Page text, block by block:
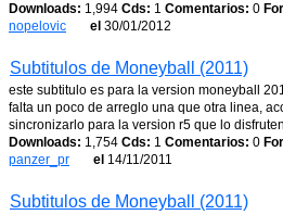
Downloads: 1,994 Cds: 1 Comentarios: 0
nopelovic
el 30/01/2012
Subtitulos de Moneyball (2011)
este subtitulo es para la version moneyball
falta un poco de arreglo una que otra linea,
sincronizarlo para la version r5 que lo disfruten
Downloads: 1,754 Cds: 1 Comentarios: 0
panzer_pr
el 14/11/2011
Subtitulos de Moneyball (2011)